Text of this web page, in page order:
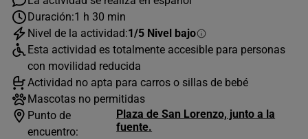
AGOSTO 2026
L
M X J
1
2
3
4 6 7 8
9
Duración:1 h 30 min
Nivel de la actividad:1/5 Nivel bajo
Esta actividad es totalmente accesible para personas
con movilidad reducida
Actividad no apta para carros o sillas de bebé
Mascotas no permitidas
Punto de
encuentro:
Plaza de San Lorenzo, junto a la
fuente.